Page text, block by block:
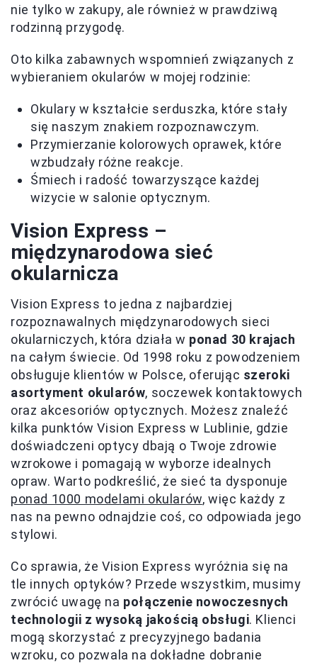
nie tylko w zakupy, ale również w prawdziwą
rodzinną przygodę.
Oto kilka zabawnych wspomnień związanych z
wybieraniem okularów w mojej rodzinie:
Okulary w kształcie serduszka, które stały
się naszym znakiem rozpoznawczym.
Przymierzanie kolorowych oprawek, które
wzbudzały różne reakcje.
Śmiech i radość towarzyszące każdej
wizycie w salonie optycznym.
Vision Express –
międzynarodowa sieć
okularnicza
Vision Express to jedna z najbardziej
rozpoznawalnych międzynarodowych sieci
okularniczych, która działa w ponad 30 krajach
na całym świecie. Od 1998 roku z powodzeniem
obsługuje klientów w Polsce, oferując szeroki
asortyment okularów, soczewek kontaktowych
oraz akcesoriów optycznych. Możesz znaleźć
kilka punktów Vision Express w Lublinie, gdzie
doświadczeni optycy dbają o Twoje zdrowie
wzrokowe i pomagają w wyborze idealnych
opraw. Warto podkreślić, że sieć ta dysponuje
ponad 1000 modelami okularów, więc każdy z
nas na pewno odnajdzie coś, co odpowiada jego
stylowi.
Co sprawia, że Vision Express wyróżnia się na
tle innych optyków? Przede wszystkim, musimy
zwrócić uwagę na połączenie nowoczesnych
technologii z wysoką jakością obsługi. Klienci
mogą skorzystać z precyzyjnego badania
wzroku, co pozwala na dokładne dobranie